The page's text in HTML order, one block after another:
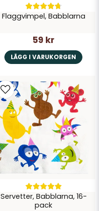
Flaggvimpel, Babblarna
59 kr
LÄGG I VARUKORGEN
Servetter, Babblarna, 16-
pack